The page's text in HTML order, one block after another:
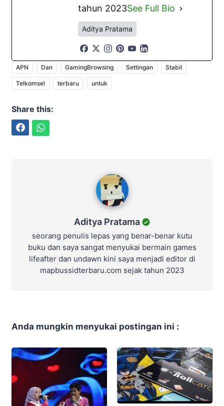
tahun 2023See Full Bio
Aditya Pratama
APN Dan GamingBrowsing Settingan Stabil
Telkomsel terbaru untuk
Share this:
Aditya Pratama
seorang penulis lepas yang benar-benar kutu
buku dan saya sangat menyukai bermain games
lifeafter dan undawn kini saya menjadi editor di
mapbussidterbaru.com sejak tahun 2023
Anda mungkin menyukai postingan ini :